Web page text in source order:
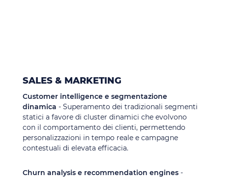
SALES & MARKETING
Customer intelligence e segmentazione
dinamica - Superamento dei tradizionali segmenti
statici a favore di cluster dinamici che evolvono
con il comportamento dei clienti, permettendo
personalizzazioni in tempo reale e campagne
contestuali di elevata efficacia.
Churn analysis e recommendation engines -